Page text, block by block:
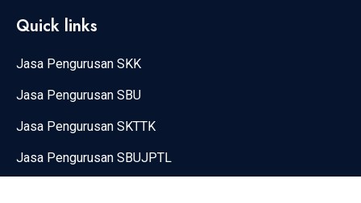
Quick links
Jasa Pengurusan SKK
Jasa Pengurusan SBU
Jasa Pengurusan SKTTK
Jasa Pengurusan SBUJPTL